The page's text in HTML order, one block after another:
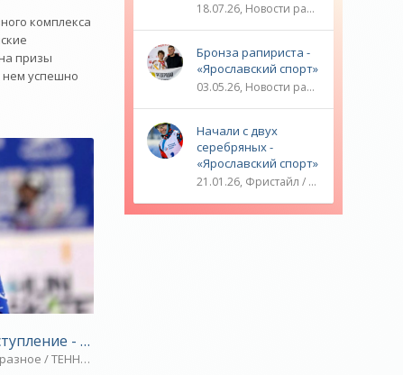
/ Спорт
комплекса
призы
успешно
- «Ярославский спорт»
/ ТЕННИС / ТРАНСФЕРЫ / Плавание / Спорт / ВЕЛОСПОРТ
18.07.26, Новости разное / ТРАНСФЕРЫ / Плавание / ОЛИМПИЙСКИЕ ИГРЫ / Водные виды спорта / Видео новости / Спорт
Бронза рапириста -
«Ярославский спорт»
03.05.26, Новости разное / ОЛИМПИЙСКИЕ ИГРЫ / Плавание / Фехтование / Другие виды спорта / ТЕННИС / Видео новости / Спорт
Начали с двух
серебряных -
«Ярославский спорт»
21.01.26, Фристайл / Плавание / ОЛИМПИЙСКИЕ ИГРЫ / Игровые виды спорта / Видео новости / Спорт